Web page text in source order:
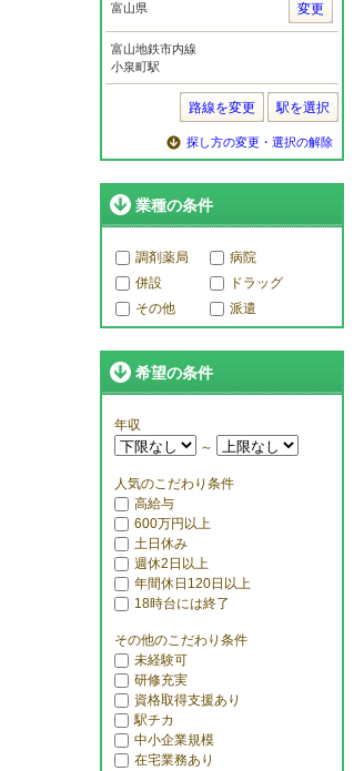
富山県 変更
富山地鉄市内線
小泉町駅
路線を変更 駅を選択
探し方の変更・選択の解除
業種の条件
調剤薬局
病院
併設
ドラッグ
その他
派遣
希望の条件
年収
～
人気のこだわり条件
高給与
600万円以上
土日休み
週休2日以上
年間休日120日以上
18時台には終了
その他のこだわり条件
未経験可
研修充実
資格取得支援あり
駅チカ
中小企業規模
在宅業務あり